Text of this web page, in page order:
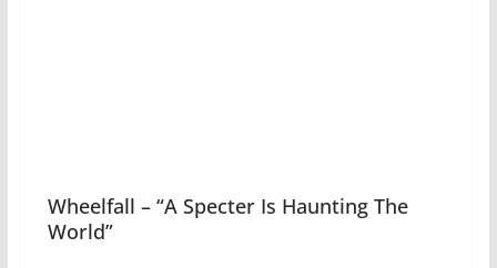
Wheelfall – “A Specter Is Haunting The
World”